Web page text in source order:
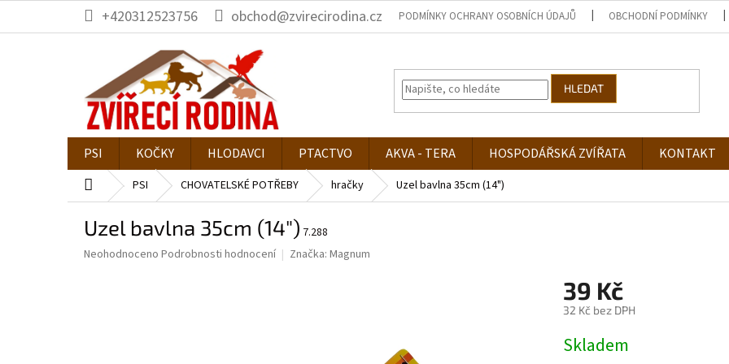
obsah
+420312523756 obchod@zvirecirodina.cz PODMÍNKY OCHRANY OSOBNÍCH ÚDAJŮ OBCHODNÍ PODMÍNKY
HLEDAT
PSI KOČKY HLODAVCI PTACTVO AKVA - TERA HOSPODÁŘSKÁ ZVÍŘATA KONTAKT
Domů PSI CHOVATELSKÉ POTŘEBY hračky Uzel bavlna 35cm (14")
Uzel bavlna 35cm (14") 7.288
Průměrné
Neohodnoceno Podrobnosti hodnocení Značka: Magnum
39 Kč
32 Kč bez DPH
cena:
Skladem